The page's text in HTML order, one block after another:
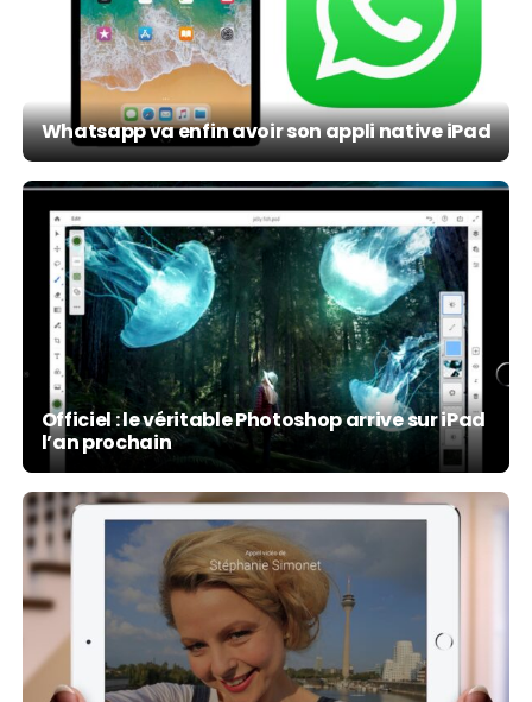
Whatsapp va enfin avoir son appli native iPad
Officiel : le véritable Photoshop arrive sur iPad
l’an prochain